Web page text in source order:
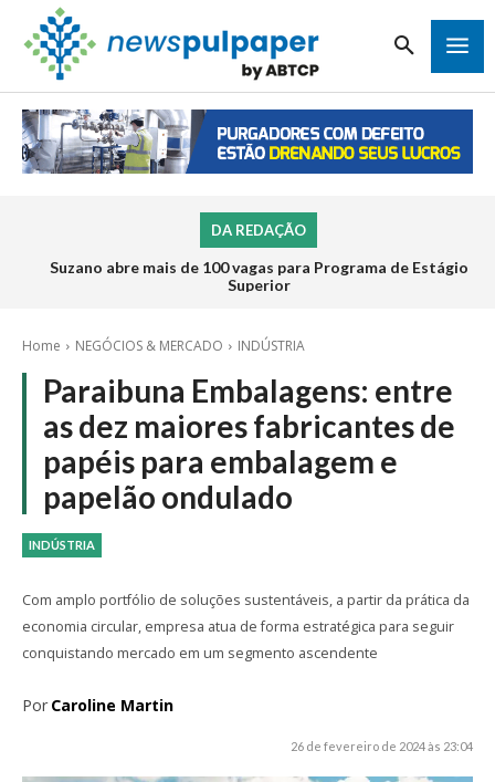
DA REDAÇÃO
Suzano abre mais de 100 vagas para Programa de Estágio
Superior
Home NEGÓCIOS & MERCADO INDÚSTRIA
Paraibuna Embalagens: entre
as dez maiores fabricantes de
papéis para embalagem e
papelão ondulado
INDÚSTRIA
Com amplo portfólio de soluções sustentáveis, a partir da prática da
economia circular, empresa atua de forma estratégica para seguir
conquistando mercado em um segmento ascendente
Por Caroline Martin
26 de fevereiro de 2024 às 23:04